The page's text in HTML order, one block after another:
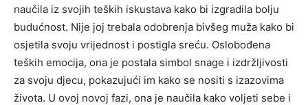
naučila iz svojih teških iskustava kako bi izgradila bolju
budućnost. Nije joj trebala odobrenja bivšeg muža kako bi
osjetila svoju vrijednost i postigla sreću. Oslobođena
teških emocija, ona je postala simbol snage i izdržljivosti
za svoju djecu, pokazujući im kako se nositi s izazovima
života. U ovoj novoj fazi, ona je naučila kako voljeti sebe i